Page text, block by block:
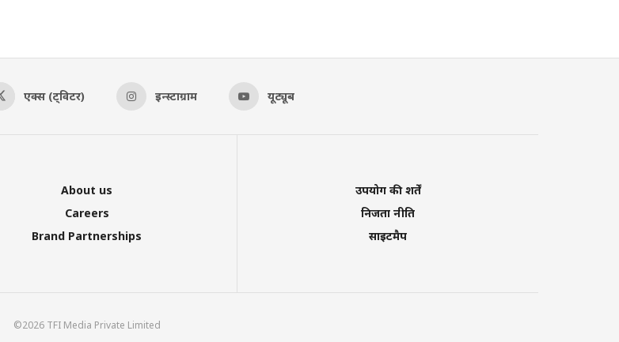
एक्स (ट्विटर) इन्स्टाग्राम यूट्यूब
About us
Careers
Brand Partnerships
उपयोग की शर्तें
निजता नीति
साइटमैप
©2026 TFI Media Private Limited